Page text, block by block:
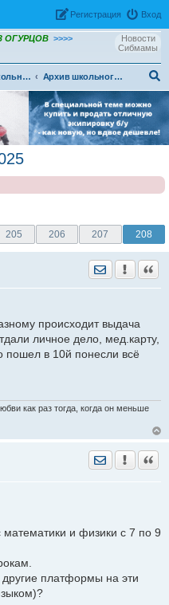
Вход
Рeгиcтpaция
Новости
Сибмамы
ОГУРЦОВ >>>>
Школа и школьники. Вузы и ссузы, студенчество
Архив школьного раздела
205 206 207 208
Отправить
происходит выдача
личное дело, мед.карту,
пошел в 10й понесли всё
как раз тогда, когда он меньше
Отправить
математики и физики с 7 по 9
другие платформы на эти